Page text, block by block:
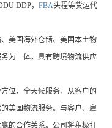
DDP， FBA头程等货运代
美国海外仓储、美国本土物
为一体，具有跨境物流供应
位、全天候服务，从客户的
美国物流服务。与客户、雇
的合作关系。公司将积极打